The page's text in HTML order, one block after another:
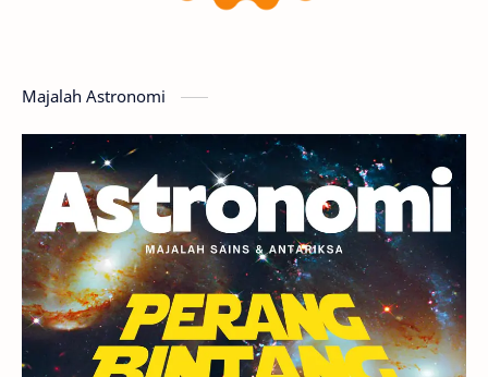
GMT 2016
Planet Kerdil Bumi Pengetahuan
Berita Hujan Meteor Satelit Alami
Rasi Bintang Teleskop Saturnus
GBT 2018 UFO Advertorial
Majalah Astronomi